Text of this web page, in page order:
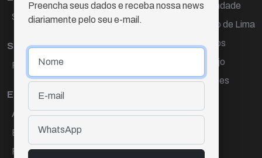
Sueli Cotta
Sub-editora
Raquel Ayres
Equipe
Ana Lúcia Cortez
Eliane Hardy
Fernando Torres
Hamilton Trindade
Igor Carvalho de Lima
Mario Campos
Renata Araújo
Wagner Gomes
Preencha seus dados e receba nossa news
diariamente pelo seu e-mail.